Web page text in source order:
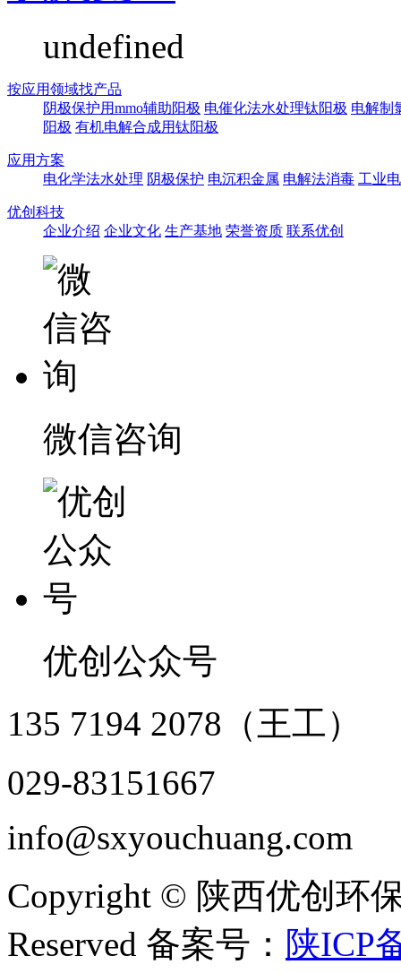
undefined
按应用领域找产品
阴极保护用mmo辅助阳极 电催化法水处理钛阳极 电解制
阳极 有机电解合成用钛阳极
应用方案
电化学法水处理 阴极保护 电沉积金属 电解法消毒 工业
优创科技
企业介绍 企业文化 生产基地 荣誉资质 联系优创
微信咨询
优创公众号
135 7194 2078（王工）
029-83151667
info@sxyouchuang.com
Copyright © 陕西优创环
Reserved 备案号： 陕ICP